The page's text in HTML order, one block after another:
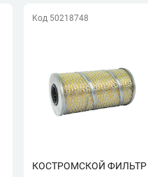
Код 50218748
КОСТРОМСКОЙ ФИЛЬТР